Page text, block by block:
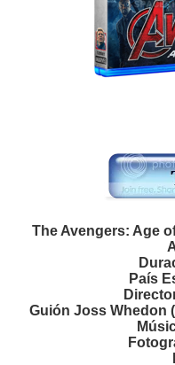
The Avengers: Age
País
Guión Joss Whedon